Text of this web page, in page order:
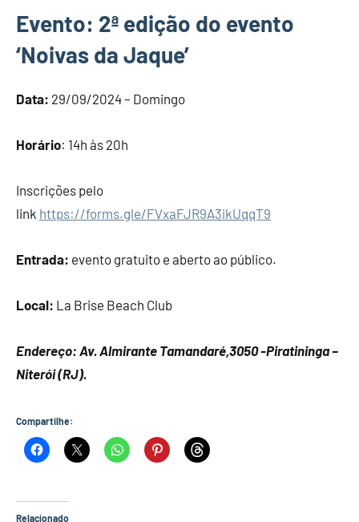
Evento: 2ª edição do evento
‘Noivas da Jaque’
Data: 29/09/2024 – Domingo
Horário: 14h às 20h
Inscrições pelo
link https://forms.gle/FVxaFJR9A3ikUqqT9
Entrada: evento gratuito e aberto ao público.
Local: La Brise Beach Club
Endereço: Av.Almirante Tamandaré,3050 -Piratininga –
Niterói (RJ).
Compartilhe:
Relacionado